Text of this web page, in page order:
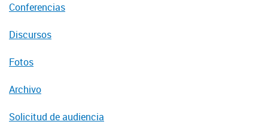
Conferencias
Discursos
Fotos
Archivo
Solicitud de audiencia